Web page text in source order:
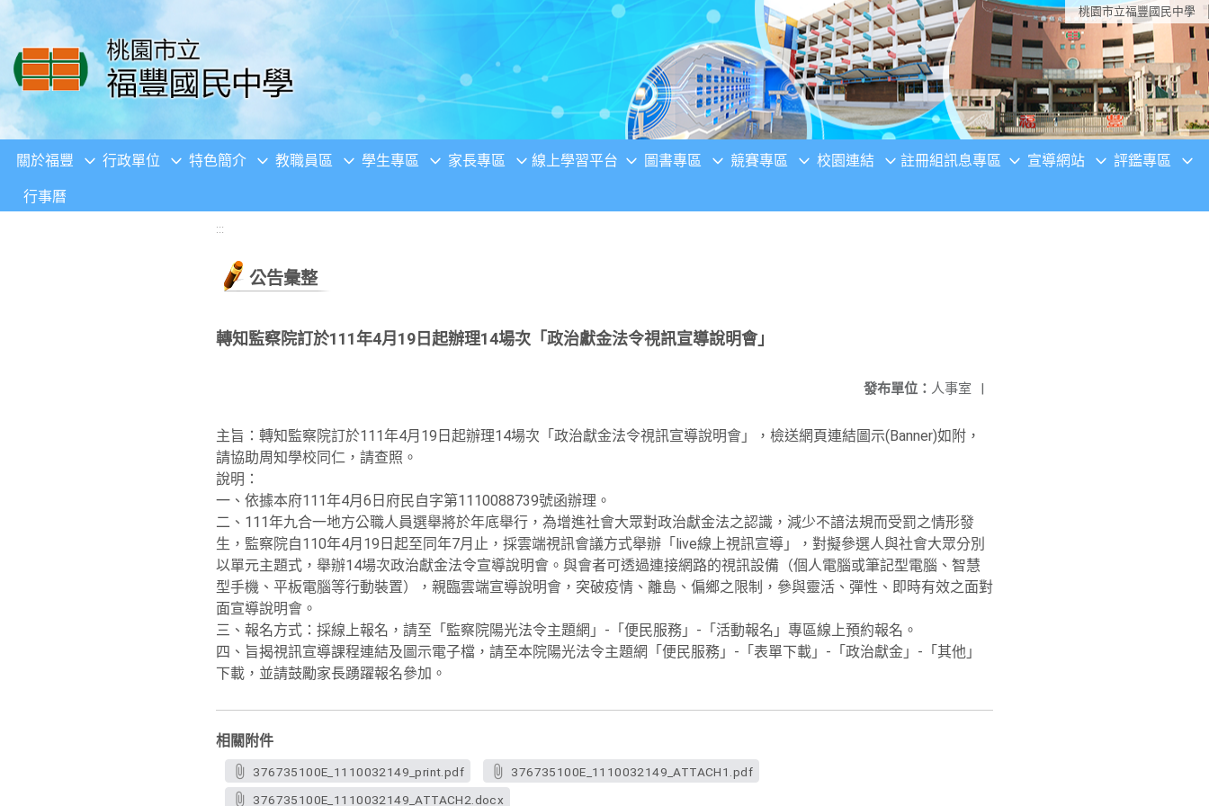
移至網頁之主要內容區位置 桃園市立福豐國民中學
關於福豐 行政單位 特色簡介 教職員區 學生專區 家長專區 線上學習平台 圖書專區 競賽專區 校園連結 註冊組訊息專區 宣導網站 評鑑專區
行事曆
:::
公告彙整
轉知監察院訂於111年4月19日起辦理14場次「政治獻金法令視訊宣導說明會」
發布單位： 人事室 |
主旨：轉知監察院訂於111年4月19日起辦理14場次「政治獻金法令視訊宣導說明會」，檢送網頁連結圖示(Banner)如附，
請協助周知學校同仁，請查照。
說明：
一、依據本府111年4月6日府民自字第1110088739號函辦理。
二、111年九合一地方公職人員選舉將於年底舉行，為增進社會大眾對政治獻金法之認識，減少不諳法規而受罰之情形發
生，監察院自110年4月19日起至同年7月止，採雲端視訊會議方式舉辦「live線上視訊宣導」，對擬參選人與社會大眾分別
以單元主題式，舉辦14場次政治獻金法令宣導說明會。與會者可透過連接網路的視訊設備（個人電腦或筆記型電腦、智慧
型手機、平板電腦等行動裝置），親臨雲端宣導說明會，突破疫情、離島、偏鄉之限制，參與靈活、彈性、即時有效之面對
面宣導說明會。
三、報名方式：採線上報名，請至「監察院陽光法令主題網」-「便民服務」-「活動報名」專區線上預約報名。
四、旨揭視訊宣導課程連結及圖示電子檔，請至本院陽光法令主題網「便民服務」-「表單下載」-「政治獻金」-「其他」
下載，並請鼓勵家長踴躍報名參加。
相關附件
376735100E_1110032149_print.pdf
376735100E_1110032149_ATTACH1.pdf
376735100E_1110032149_ATTACH2.docx